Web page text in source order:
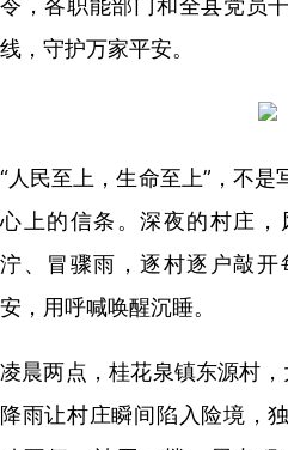
令，各职能部门和全县党员
线，守护万家平安。
“人民至上，生命至上”，不
心上的信条。深夜的村庄
泞、冒骤雨，逐村逐户敲
安，用呼喊唤醒沉睡。
凌晨两点，桂花泉镇东源村
降雨让村庄瞬间陷入险境，